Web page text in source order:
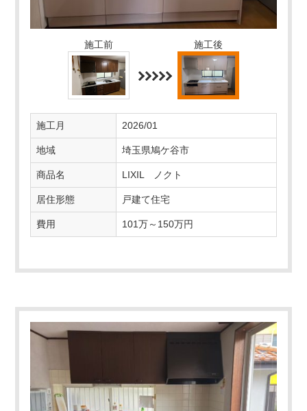
施工前 施工後
施工月 2026/01
地域 埼玉県鳩ケ谷市
商品名 LIXIL ノクト
居住形態 戸建て住宅
費用 101万～150万円